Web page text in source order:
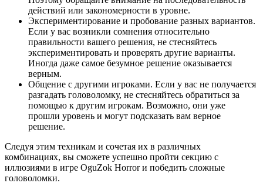
действий или закономерности в уровне.
Экспериментирование и пробование разных вариантов.
Если у вас возникли сомнения относительно
правильности вашего решения, не стесняйтесь
экспериментировать и проверять другие варианты.
Иногда даже самое безумное решение оказывается
верным.
Общение с другими игроками. Если у вас не получается
разгадать головоломку, не стесняйтесь обратиться за
помощью к другим игрокам. Возможно, они уже
прошли уровень и могут подсказать вам верное
решение.
Следуя этим техникам и сочетая их в различных
комбинациях, вы сможете успешно пройти секцию с
иллюзиями в игре OguZok Horror и победить сложные
головоломки.